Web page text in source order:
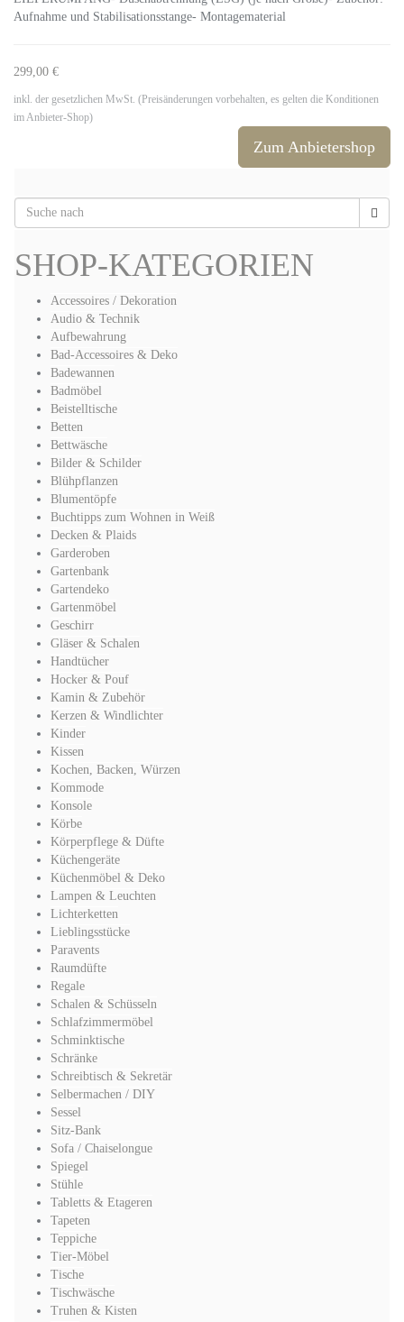
Aufnahme und Stabilisationsstange- Montagematerial
299,00 €
inkl. der gesetzlichen MwSt. (Preisänderungen vorbehalten, es gelten die Konditionen
im Anbieter-Shop)
Zum Anbietershop
SHOP-KATEGORIEN
Accessoires / Dekoration
Audio & Technik
Aufbewahrung
Bad-Accessoires & Deko
Badewannen
Badmöbel
Beistelltische
Betten
Bettwäsche
Bilder & Schilder
Blühpflanzen
Blumentöpfe
Buchtipps zum Wohnen in Weiß
Decken & Plaids
Garderoben
Gartenbank
Gartendeko
Gartenmöbel
Geschirr
Gläser & Schalen
Handtücher
Hocker & Pouf
Kamin & Zubehör
Kerzen & Windlichter
Kinder
Kissen
Kochen, Backen, Würzen
Kommode
Konsole
Körbe
Körperpflege & Düfte
Küchengeräte
Küchenmöbel & Deko
Lampen & Leuchten
Lichterketten
Lieblingsstücke
Paravents
Raumdüfte
Regale
Schalen & Schüsseln
Schlafzimmermöbel
Schminktische
Schränke
Schreibtisch & Sekretär
Selbermachen / DIY
Sessel
Sitz-Bank
Sofa / Chaiselongue
Spiegel
Stühle
Tabletts & Etageren
Tapeten
Teppiche
Tier-Möbel
Tische
Tischwäsche
Truhen & Kisten